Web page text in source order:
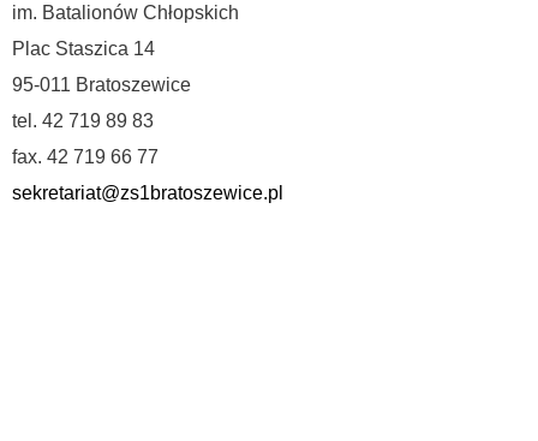
im. Batalionów Chłopskich
Plac Staszica 14
95-011 Bratoszewice
tel. 42 719 89 83
fax. 42 719 66 77
sekretariat@zs1bratoszewice.pl